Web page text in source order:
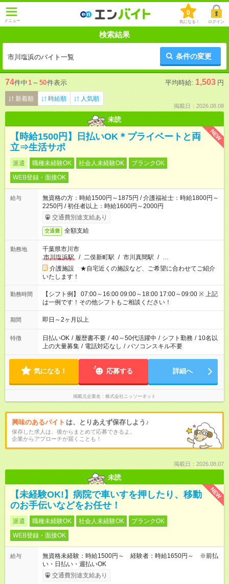
メニュー
0
気になる！ ログイン
検索結果
市川塩浜のバイト一覧 条件の変更
74件中1 ～ 50件表示 平均時給: 1,503 円
新着順 時給順 人気順
掲載日：2026.08.08
未読
NEW
【時給1500円】日払いOK＊プライベートと両
立⇒生活サポ
派遣 職種未経験OK 社会人未経験OK
ブランクOK
WEB登録・面接OK
給与
無資格の方：時給1500円～1875円 / 介護福祉士：時給1800円～
2250円 / 初任者以上：時給1600円～2000円
交通費別途支給あり
交通費 全額支給
勤務地
千葉県市川市
市川塩浜駅
/ 二俣新町駅 / 市川真間駅 / …
介護施設 ★自宅近くの施設など、ご希望に合わせてご紹介
いたします！
勤務時間
【シフト例】 07:00～16:00 09:00～18:00 17:00～09:00 ※ 上記
は一例です！その他シフトもご相談ください！
期間 即日～2ヶ月以上
特徴 日払いOK / 履歴書不要 / 40～50代活躍中 / シフト勤務 / 10名以
上の大量募集 / 電話対応なし / パソコンスキル不要
気になる！ 応募する 詳細へ
掲載元企業名 株式会社ニッソーネット
興味のあるバイト は、とりあえず保存しよう♪
保存した求人は、後からまとめて応募できるよ。
企業からアプローチが届くことも！
掲載日：2026.08.07
未読
NEW
【未経験OK!】病院で車いすを押したり、移動
のお手伝いなどをお任せ！
派遣 職種未経験OK 社会人未経験OK
ブランクOK
WEB登録・面接OK
給与
無資格未経験：時給1500円～ 経験者：時給1650円～ ※前払
い・日払い・週払いOK
交通費別途支給あり